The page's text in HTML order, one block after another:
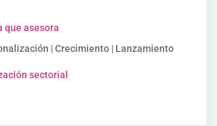
que asesora
| Crecimiento | Lanzamiento
sectorial